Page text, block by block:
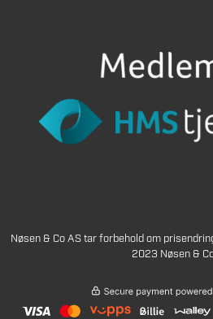
Nøsen & Co AS tar forbehold om
2023 Nøsen &